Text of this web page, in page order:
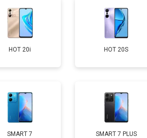
Замена задней крышки
Замена аккумулятора
Замена кнопки включения
HOT 20i HOT 20S
SMART 7 SMART 7 PLUS